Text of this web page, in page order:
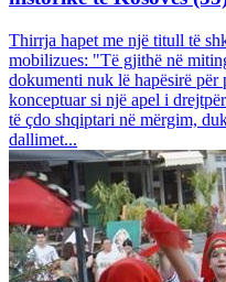
Thirrja hapet me një titull të
mobilizues: "Të gjithë në
dokumenti nuk lë hapësirë
konceptuar si një apel i
të çdo shqiptari në mërgim,
dallimet...